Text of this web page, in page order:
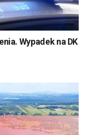
Wypadek na DK